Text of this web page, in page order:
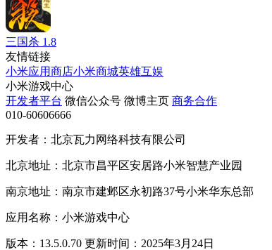
三国杀 1.8
友情链接
小米应用商店小米商城英雄互娱
小米游戏中心
开发者平台 微信公众号 微博主页 商务合作
010-60606666
开发者：北京瓦力网络科技有限公司
北京地址：北京市昌平区安居路小米智慧产业园
南京地址：南京市建邺区永初路37号小米华东总部
应用名称：小米游戏中心
版本：13.5.0.70 更新时间：2025年3月24日